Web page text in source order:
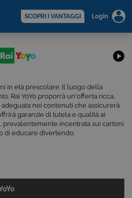
SCOPRI I VANTAGGI Login
in età prescolare. Il luogo della
Rai YoYo proporrà un'offerta ricca,
nei contenuti che assicurerà
garanzie di tutela e qualità ai
prevalentemente incentrata sui cartoni
di educare divertendo.